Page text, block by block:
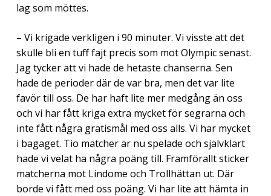
lag som möttes.
– Vi krigade verkligen i 90 minuter. Vi visste att det
skulle bli en tuff fajt precis som mot Olympic senast.
Jag tycker att vi hade de hetaste chanserna. Sen
hade de perioder där de var bra, men det var lite
favör till oss. De har haft lite mer medgång än oss
och vi har fått kriga extra mycket för segrarna och
inte fått några gratismål med oss alls. Vi har mycket
i bagaget. Tio matcher är nu spelade och självklart
hade vi velat ha några poäng till. Framförallt sticker
matcherna mot Lindome och Trollhättan ut. Där
borde vi fått med oss poäng. Vi har lite att hämta in